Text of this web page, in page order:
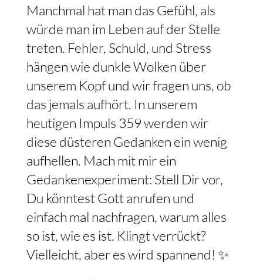
Manchmal hat man das Gefühl, als
würde man im Leben auf der Stelle
treten. Fehler, Schuld, und Stress
hängen wie dunkle Wolken über
unserem Kopf und wir fragen uns, ob
das jemals aufhört. In unserem
heutigen Impuls 359 werden wir
diese düsteren Gedanken ein wenig
aufhellen. Mach mit mir ein
Gedankenexperiment: Stell Dir vor,
Du könntest Gott anrufen und
einfach mal nachfragen, warum alles
so ist, wie es ist. Klingt verrückt?
Vielleicht, aber es wird spannend! ✨